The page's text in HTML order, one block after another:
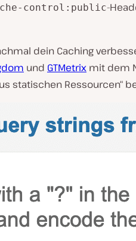
control:public-
dein Caching
und GTMetrix mit dem
statischen Ressourcen“